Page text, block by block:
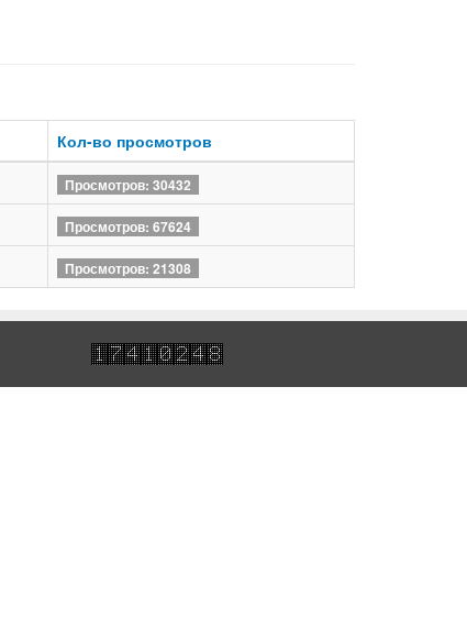
Кол-во просмотров
Просмотров: 30432
Просмотров: 67624
Просмотров: 21308